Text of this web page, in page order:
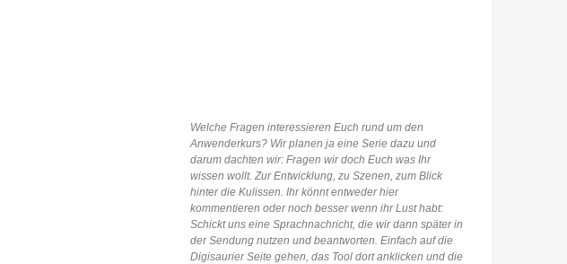
Welche Fragen interessieren Euch rund um den
Anwenderkurs? Wir planen ja eine Serie dazu und
darum dachten wir: Fragen wir doch Euch was Ihr
wissen wollt. Zur Entwicklung, zu Szenen, zum Blick
hinter die Kulissen. Ihr könnt entweder hier
kommentieren oder noch besser wenn ihr Lust habt:
Schickt uns eine Sprachnachricht, die wir dann später in
der Sendung nutzen und beantworten. Einfach auf die
Digisaurier Seite gehen, das Tool dort anklicken und die